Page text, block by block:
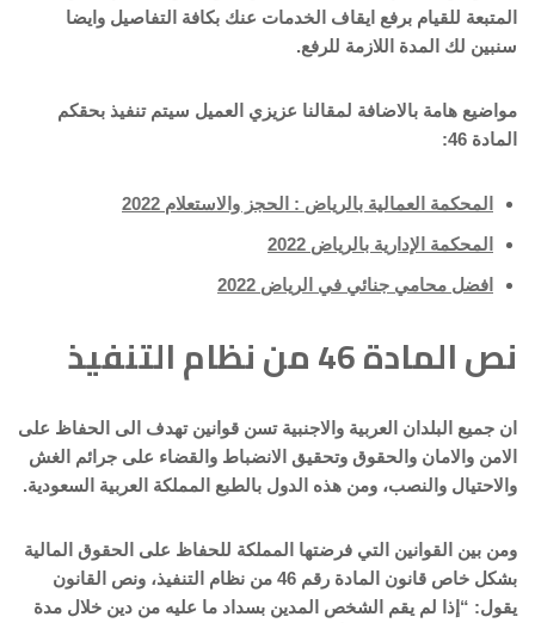
المتبعة للقيام برفع ايقاف الخدمات عنك بكافة التفاصيل وايضا
سنبين لك المدة اللازمة للرفع.
مواضيع هامة بالاضافة لمقالنا عزيزي العميل سيتم تنفيذ بحقكم
المادة 46
:
المحكمة العمالية بالرياض : الحجز والاستعلام 2022
المحكمة الإدارية بالرياض 2022
افضل محامي جنائي في الرياض 2022
نص المادة 46 من نظام التنفيذ
ان جميع البلدان العربية والاجنبية تسن قوانين تهدف الى الحفاظ على
الامن والامان والحقوق وتحقيق الانضباط والقضاء على جرائم الغش
والاحتيال والنصب، ومن هذه الدول بالطبع المملكة العربية السعودية.
ومن بين القوانين التي فرضتها المملكة للحفاظ على الحقوق المالية
بشكل خاص قانون المادة رقم 46 من نظام التنفيذ، ونص القانون
يقول: “إذا لم يقم الشخص المدين بسداد ما عليه من دين خلال مدة